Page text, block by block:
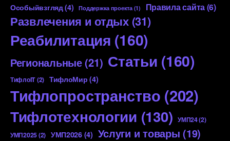
Особыйвзгляд(4) Поддержка проекта(1) Правила сайта(6)
Развлечения и отдых(31)
Реабилитация (160)
Региональные(21) Статьи (160)
ТифлоIT(2) ТифлоМир (4)
Тифлопространство (202)
Тифлотехнологии (130) УМП24(2)
УМП2025(2) УМП2026(4) Услуги и товары (19)